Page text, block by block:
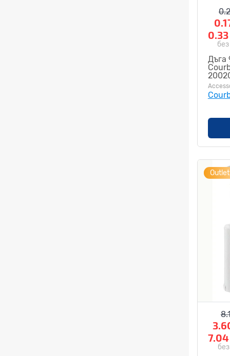
0.33
Дъга
Outlet
7.04